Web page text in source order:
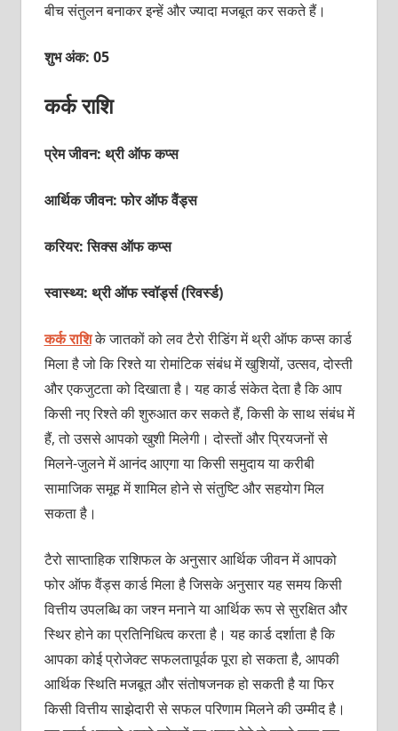
बीच संतुलन बनाकर इन्‍हें और ज्‍यादा मजबूत कर सकते हैं।
शुभ अंक: 05
कर्क राशि
प्रेम जीवन: थ्री ऑफ कप्‍स
आर्थिक जीवन: फोर ऑफ वैंड्स
करियर: सिक्‍स ऑफ कप्‍स
स्वास्थ्य: थ्री ऑफ स्‍वॉर्ड्स (रिवर्स्‍ड)
कर्क राशिके जातकों को लव टैरो रीडिंग में थ्री ऑफ कप्‍स कार्ड
मिला है जो कि रिश्‍ते या रोमांटिक संबंध में खुशियों, उत्‍सव, दोस्‍ती
और एकजुटता को दिखाता है। यह कार्ड संकेत देता है कि आप
किसी नए रिश्‍ते की शुरुआत कर सकते हैं, किसी के साथ संबंध में
हैं, तो उससे आपको खुशी मिलेगी। दोस्‍तों और प्रियजनों से
मिलने-जुलने में आनंद आएगा या किसी समुदाय या करीबी
सामाजिक समूह में शामिल होने से संतु‍ष्टि और सहयोग मिल
सकता है।
टैरो साप्‍ताहिक राशिफल के अनुसार आर्थिक जीवन में आपको
फोर ऑफ वैंड्स कार्ड मिला है जिसके अनुसार यह समय किसी
वित्तीय उपलब्धि का जश्‍न मनाने या आर्थिक रूप से सुरक्षित और
स्थिर होने का प्रतिनिधित्‍व करता है। यह कार्ड दर्शाता है कि
आपका कोई प्रोजेक्‍ट सफलतापूर्वक पूरा हो सकता है, आपकी
आर्थिक स्थिति मजबूत और संतोषजनक हो सकती है या फिर
किसी वित्तीय साझेदारी से सफल परिणाम मिलने की उम्‍मीद है।